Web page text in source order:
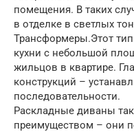
помещения. В таких
в отделке в светлых
Трансформеры.Этот
кухни с небольшой
жильцов в квартире.
конструкций –
последовательности.
Раскладные диваны
преимуществом – они